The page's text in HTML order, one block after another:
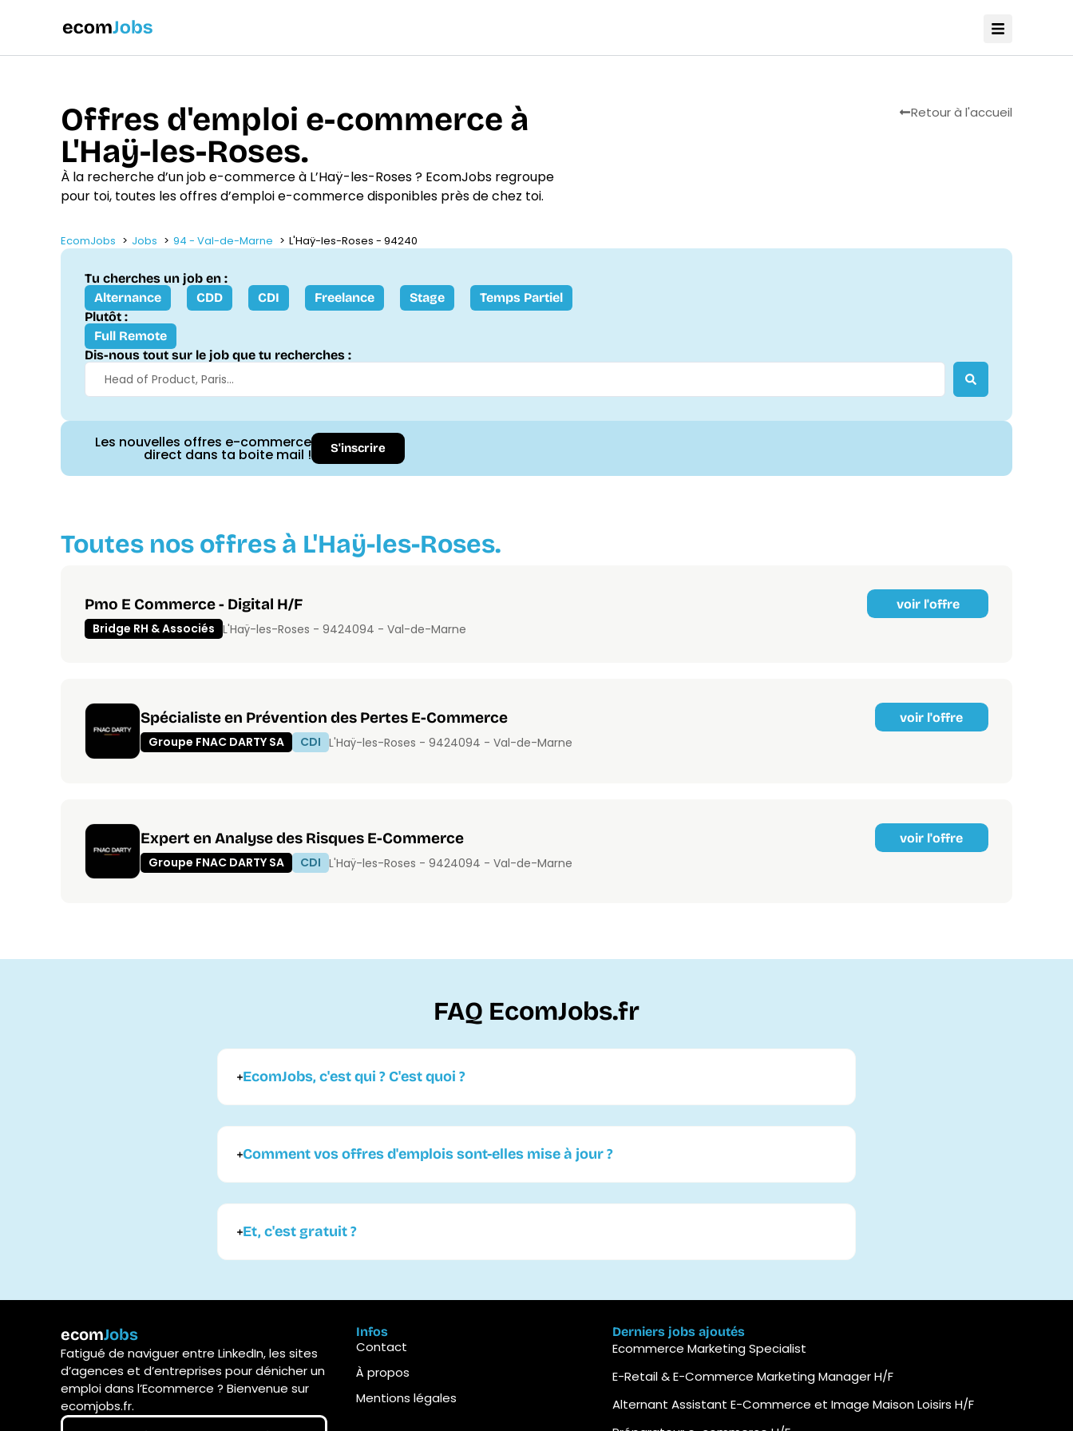
Offres d'emploi e-commerce à
L'Haÿ-les-Roses.
À la recherche d’un job e-commerce à L’Haÿ-les-Roses ? EcomJobs regroupe
pour toi, toutes les offres d’emploi e-commerce disponibles près de chez toi.
Retour à l'accueil
EcomJobs Jobs 94 - Val-de-Marne L'Haÿ-les-Roses - 94240
Tu cherches un job en :
Alternance
CDD CDI Freelance Stage
Temps Partiel
Plutôt :
Full Remote
Dis-nous tout sur le job que tu recherches :
Les nouvelles offres e-commerce
direct dans ta boite mail ! S'inscrire
Toutes nos offres à L'Haÿ-les-Roses.
Pmo E Commerce - Digital H/F voir l'offre
Bridge RH & Associés L'Haÿ-les-Roses - 9424094 - Val-de-Marne
Spécialiste en Prévention des Pertes E-Commerce voir l'offre
Groupe FNAC DARTY SA CDI L'Haÿ-les-Roses - 9424094 - Val-de-Marne
Expert en Analyse des Risques E-Commerce voir l'offre
Groupe FNAC DARTY SA CDI L'Haÿ-les-Roses - 9424094 - Val-de-Marne
FAQ EcomJobs.fr
EcomJobs, c'est qui ? C'est quoi ?
Comment vos offres d'emplois sont-elles mise à jour ?
Et, c'est gratuit ?
ecomJobs
Fatigué de naviguer entre LinkedIn, les sites
d’agences et d’entreprises pour dénicher un
emploi dans l’Ecommerce ? Bienvenue sur
ecomjobs.fr.
Infos
Contact
À propos
Mentions légales
Derniers jobs ajoutés
Ecommerce Marketing Specialist
E-Retail & E-Commerce Marketing Manager H/F
Alternant Assistant E-Commerce et Image Maison Loisirs H/F